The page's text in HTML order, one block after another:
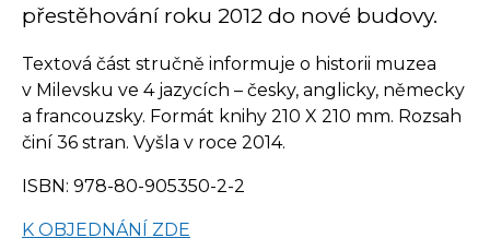
přestěhování roku 2012 do nové budovy.
Textová část stručně informuje o historii muzea
v Milevsku ve 4 jazycích – česky, anglicky, německy
a francouzsky. Formát knihy 210 X 210 mm. Rozsah
činí 36 stran. Vyšla v roce 2014.
ISBN: 978-80-905350-2-2
K OBJEDNÁNÍ ZDE